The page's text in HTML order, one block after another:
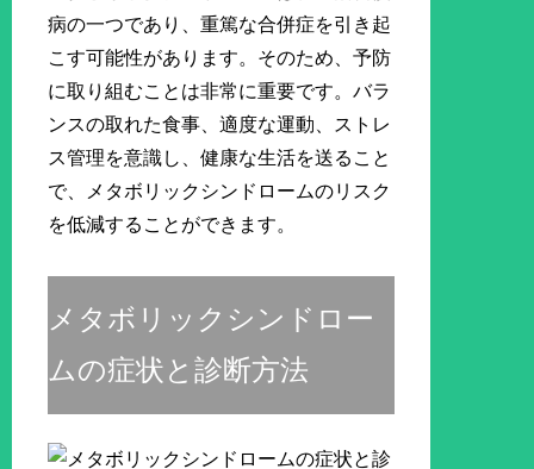
病の一つであり、重篤な合併症を引き起
こす可能性があります。そのため、予防
に取り組むことは非常に重要です。バラ
ンスの取れた食事、適度な運動、ストレ
ス管理を意識し、健康な生活を送ること
で、メタボリックシンドロームのリスク
を低減することができます。
メタボリックシンドロー
ムの症状と診断方法